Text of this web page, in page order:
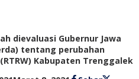
dievaluasi Gubernur Jawa
tentang perubahan
Kabupaten Trenggalek